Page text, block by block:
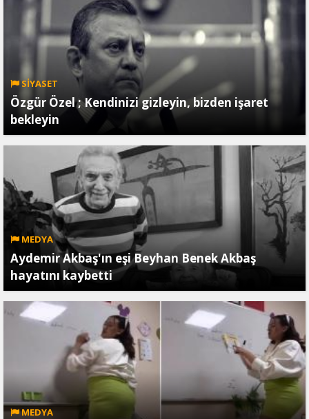
SİYASET
Özgür Özel ; Kendinizi gizleyin, bizden işaret
bekleyin
MEDYA
Aydemir Akbaş'ın eşi Beyhan Benek Akbaş
hayatını kaybetti
MEDYA